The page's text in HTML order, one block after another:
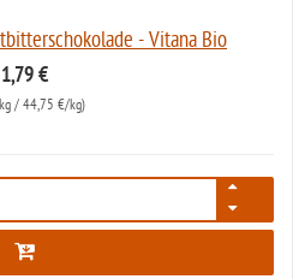
- Vitana Bio
1,79 €
/ 44,75 €/kg)
4807